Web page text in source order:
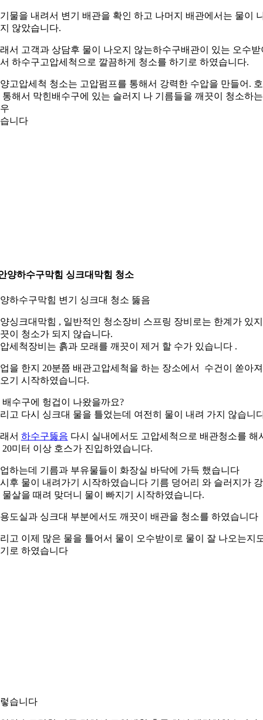
물을 내려서 변기 배관을 확인 하고 나머지 배관에서는 물이
않았습니다.
서 고객과 상담후 물이 나오지 않는하수구배관이 있는 오수받
하수구고압세척으로 깔끔하게 청소를 하기로 하였습니다.
고압세척 청소는 고압펌프를 통해서 강력한 수압을 만들어.
통해서 막힌배수구에 있는 슬러지 나 기름들을 깨끗이 청소하
니다
양하수구막힘 싱크대막힘 청소
하수구막힘 변기 싱크대 청소 뚫음
싱크대막힘 , 일반적인 청소장비 스프링 장비로는 한계가 있
이 청소가 되지 않습니다.
세척장비는 흙과 모래를 깨끗이 제거 할 수가 있습니다 .
을 한지 20분쯤 배관고압세척을 하는 장소에서 수건이 쏟아져
기 시작하였습니다.
배수구에 헝겁이 나왔을까요?
고 다시 싱크대 물을 틀었는데 여전히 물이 내려 가지 않습니
서 하수구뚫음 다시 실내에서도 고압세척으로 배관청소를 해
20미터 이상 호스가 진입하였습니다.
하는데 기름과 부유물들이 화장실 바닥에 가득 했습니다
후 물이 내려가기 시작하였습니다 기름 덩어리 와 슬러지가
물살을 때려 맞더니 물이 빠지기 시작하였습니다.
도실과 싱크대 부분에서도 깨끗이 배관을 청소를 하였습니다
고 이제 많은 물을 틀어서 물이 오수받이로 물이 잘 나오는지
로 하였습니다
습니다